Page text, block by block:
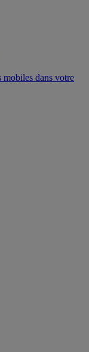
mobiles dans votre